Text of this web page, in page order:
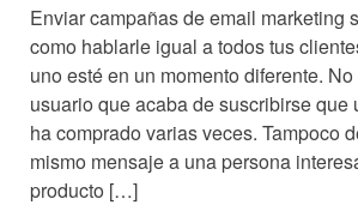
Enviar campañas de email marketing
como hablarle igual a todos tus
uno esté en un momento diferente.
usuario que acaba de suscribirse que
ha comprado varias veces. Tampoco
mismo mensaje a una persona
producto […]